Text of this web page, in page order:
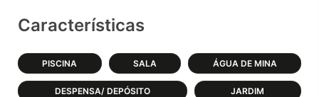
Características
PISCINA SALA ÁGUA DE MINA
DESPENSA/ DEPÓSITO JARDIM